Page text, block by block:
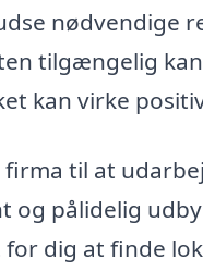
nødvendige
tilgængelig
kan virke
firma til at
og pålidelig
dig at finde